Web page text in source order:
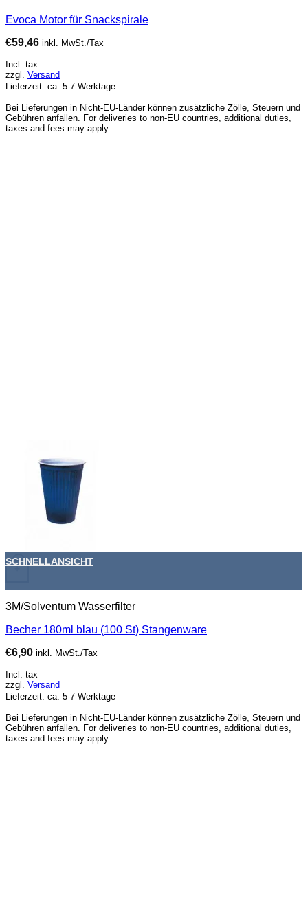
Evoca Motor für Snackspirale
€59,46 inkl. MwSt./Tax
Incl. tax
zzgl. Versand
Lieferzeit: ca. 5-7 Werktage
Bei Lieferungen in Nicht-EU-Länder können zusätzliche Zölle, Steuern und
Gebühren anfallen. For deliveries to non-EU countries, additional duties,
taxes and fees may apply.
+
SCHNELLANSICHT
3M/Solventum Wasserfilter
Becher 180ml blau (100 St) Stangenware
€6,90 inkl. MwSt./Tax
Incl. tax
zzgl. Versand
Lieferzeit: ca. 5-7 Werktage
Bei Lieferungen in Nicht-EU-Länder können zusätzliche Zölle, Steuern und
Gebühren anfallen. For deliveries to non-EU countries, additional duties,
taxes and fees may apply.